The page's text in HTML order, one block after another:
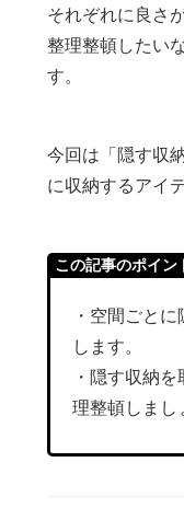
それぞれに良さ
整理整頓したい
す。
今回は「隠す収
に収納するアイ
この記事のポイン
・空間ごと
します。
・隠す収納
理整頓しまし